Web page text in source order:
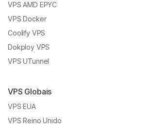
VPS AMD EPYC
VPS Docker
Coolify VPS
Dokploy VPS
VPS UTunnel
VPS Globais
VPS EUA
VPS Reino Unido